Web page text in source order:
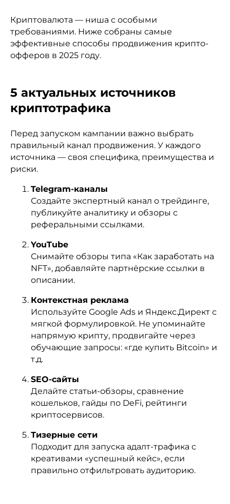
Криптовалюта — ниша с особыми
требованиями. Ниже собраны самые
эффективные способы продвижения крипто-
офферов в 2025 году.
5 актуальных источников
криптотрафика
Перед запуском кампании важно выбрать
правильный канал продвижения. У каждого
источника — своя специфика, преимущества и
риски.
Telegram-каналы
Создайте экспертный канал о трейдинге,
публикуйте аналитику и обзоры с
реферальными ссылками.
YouTube
Снимайте обзоры типа «Как заработать на
NFT», добавляйте партнёрские ссылки в
описании.
Контекстная реклама
Используйте Google Ads и Яндекс.Директ с
мягкой формулировкой. Не упоминайте
напрямую крипту, продвигайте через
обучающие запросы: «где купить Bitcoin» и
т.д.
SEO-сайты
Делайте статьи-обзоры, сравнение
кошельков, гайды по DeFi, рейтинги
криптосервисов.
Тизерные сети
Подходит для запуска адалт-трафика с
креативами «успешный кейс», если
правильно отфильтровать аудиторию.